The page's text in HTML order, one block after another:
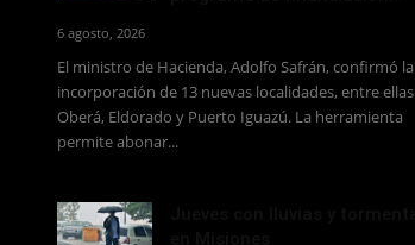
6 agosto, 2026
El ministro de Hacienda, Adolfo Safrán, confirmó la
incorporación de 13 nuevas localidades, entre ellas
Oberá, Eldorado y Puerto Iguazú. La herramienta
permite abonar...